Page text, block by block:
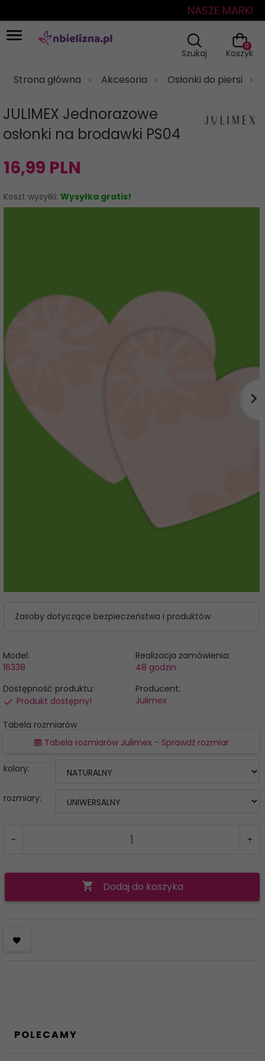
NASZE MARKI
Szukaj Koszyk
0
Strona główna Akcesoria Osłonki do piersi
JULIMEX Jednorazowe
osłonki na brodawki PS04
16,99 PLN
Koszt wysyłki: Wysyłka gratis!
Zasoby dotyczące bezpieczeństwa i produktów
Model:
16338
Realizacja zamówienia:
48 godzin
Dostępność produktu:
Produkt dostępny!
Producent:
Julimex
Tabela rozmiarów
Tabela rozmiarów Julimex - Sprawdź rozmiar
kolory:
rozmiary:
Dodaj do koszyka
POLECAMY